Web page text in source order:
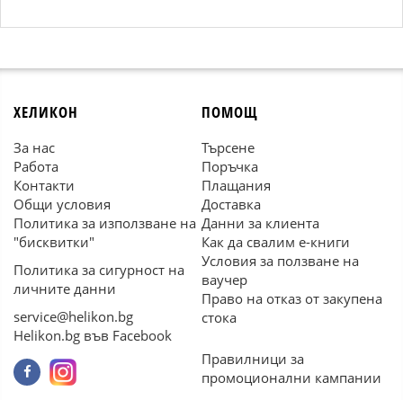
ХЕЛИКОН
За нас
Работа
Контакти
Общи условия
Политика за използване на
"бисквитки"
Политика за сигурност на
личните данни
service@helikon.bg
Helikon.bg във Facebook
ПОМОЩ
Търсене
Поръчка
Плащания
Доставка
Данни за клиента
Как да свалим е-книги
Условия за ползване на
ваучер
Право на отказ от закупена
стока
Правилници за
промоционални кампании